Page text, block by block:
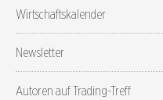
Wirtschaftskalender
Newsletter
Autoren auf Trading-Treff